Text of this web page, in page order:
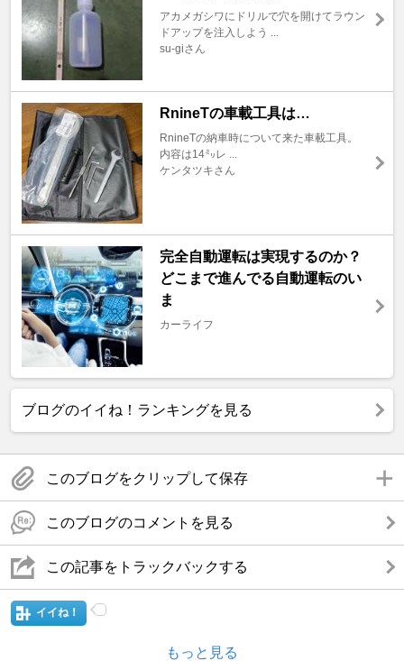
アカメガシワにドリルで穴を開けてラウン
ドアップを注入しよう ...
su-giさん
RnineTの車載工具は…
RnineTの納車時について来た車載工具。
内容は14㍉レ ...
ケンタツキさん
完全自動運転は実現するのか？
どこまで進んでる自動運転のい
ま
カーライフ
ブログのイイね！ランキングを見る
このブログをクリップして保存
このブログのコメントを見る
この記事をトラックバックする
イイね！
もっと見る